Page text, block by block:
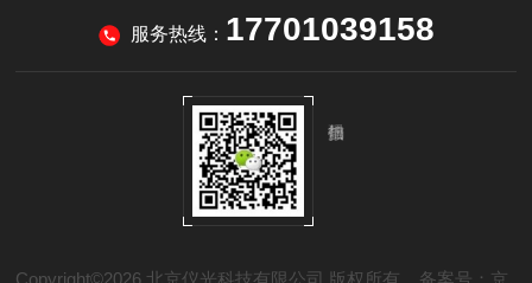
服务热线： 17701039158
Copyright©2026 北京仪光科技有限公司 版权所有 备案号：京